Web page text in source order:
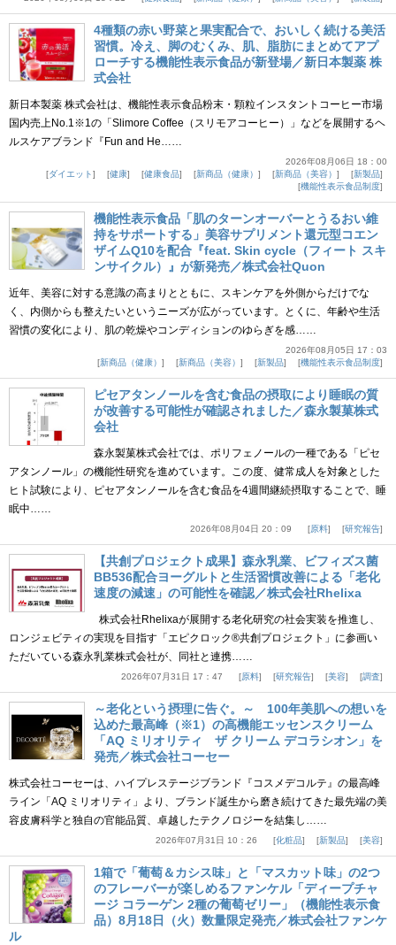
4種類の赤い野菜と果実配合で、おいしく続ける美活
習慣。冷え、脚のむくみ、肌、脂肪にまとめてアプ
ローチする機能性表示食品が新登場／新日本製薬 株
式会社
新日本製薬 株式会社は、機能性表示食品粉末・顆粒インスタントコーヒー市場
国内売上No.1※1の「Slimore Coffee（スリモアコーヒー）」などを展開するヘ
ルスケアブランド『Fun and He……
2026年08月06日 18：00
ダイエット
健康 健康食品 新商品（健康） 新商品（美容）
新製品
機能性表示食品制度
機能性表示食品「肌のターンオーバーとうるおい維
持をサポートする」美容サプリメント還元型コエン
ザイムQ10を配合『feat. Skin cycle（フィート スキ
ンサイクル）』が新発売／株式会社Quon
近年、美容に対する意識の高まりとともに、スキンケアを外側からだけでな
く、内側からも整えたいというニーズが広がっています。とくに、年齢や生活
習慣の変化により、肌の乾燥やコンディションのゆらぎを感……
2026年08月05日 17：03
新商品（健康）
新商品（美容） 新製品 機能性表示食品制度
ピセアタンノールを含む食品の摂取により睡眠の質
が改善する可能性が確認されました／森永製菓株式
会社
森永製菓株式会社では、ポリフェノールの一種である「ピセ
アタンノール」の機能性研究を進めています。この度、健常成人を対象とした
ヒト試験により、ピセアタンノールを含む食品を4週間継続摂取することで、睡
眠中……
2026年08月04日 20：09 原料 研究報告
【共創プロジェクト成果】森永乳業、ビフィズス菌
BB536配合ヨーグルトと生活習慣改善による「老化
速度の減速」の可能性を確認／株式会社Rhelixa
株式会社Rhelixaが展開する老化研究の社会実装を推進し、
ロンジェビティの実現を目指す「エピクロック®共創プロジェクト」に参画い
ただいている森永乳業株式会社が、同社と連携……
2026年07月31日 17：47 原料 研究報告 美容 調査
～老化という摂理に告ぐ。～ 100年美肌への想いを
込めた最高峰（※1）の高機能エッセンスクリーム
「AQ ミリオリティ ザ クリーム デコラシオン」を
発売／株式会社コーセー
株式会社コーセーは、ハイプレステージブランド『コスメデコルテ』の最高峰
ライン「AQ ミリオリティ」より、ブランド誕生から磨き続けてきた最先端の美
容皮膚科学と独自の官能品質、卓越したテクノロジーを結集し……
2026年07月31日 10：26 化粧品 新製品 美容
1箱で「葡萄＆カシス味」と「マスカット味」の2つ
のフレーバーが楽しめるファンケル「ディープチャ
ージ コラーゲン 2種の葡萄ゼリー」（機能性表示食
品）8月18日（火）数量限定発売／株式会社ファンケ
ル